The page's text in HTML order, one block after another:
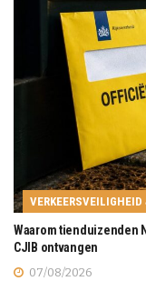
VERKEERSVEILIGHEID
Waarom tienduizenden
CJIB ontvangen
07/08/2026